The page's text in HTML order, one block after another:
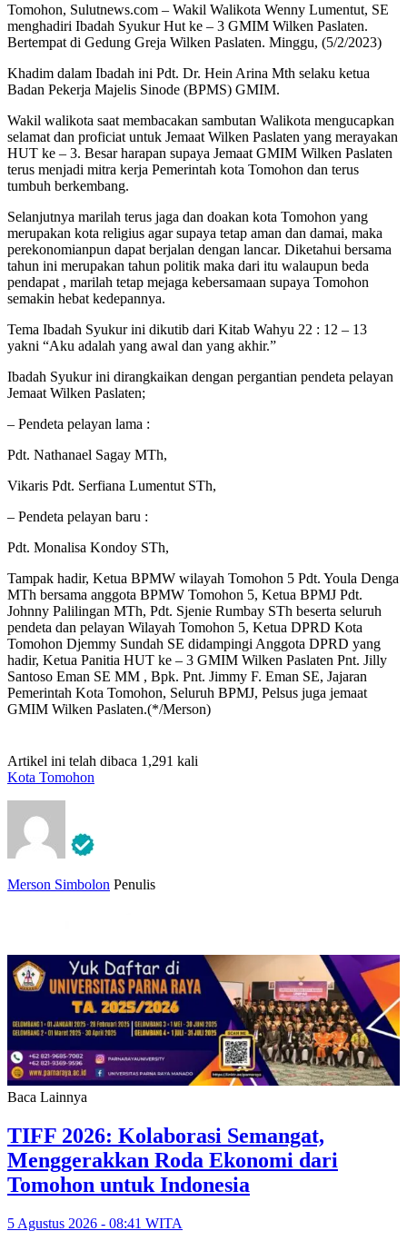
Tomohon, Sulutnews.com – Wakil Walikota Wenny Lumentut, SE
menghadiri Ibadah Syukur Hut ke – 3 GMIM Wilken Paslaten.
Bertempat di Gedung Greja Wilken Paslaten. Minggu, (5/2/2023)
Khadim dalam Ibadah ini Pdt. Dr. Hein Arina Mth selaku ketua
Badan Pekerja Majelis Sinode (BPMS) GMIM.
Wakil walikota saat membacakan sambutan Walikota mengucapkan
selamat dan proficiat untuk Jemaat Wilken Paslaten yang merayakan
HUT ke – 3. Besar harapan supaya Jemaat GMIM Wilken Paslaten
terus menjadi mitra kerja Pemerintah kota Tomohon dan terus
tumbuh berkembang.
Selanjutnya marilah terus jaga dan doakan kota Tomohon yang
merupakan kota religius agar supaya tetap aman dan damai, maka
perekonomianpun dapat berjalan dengan lancar. Diketahui bersama
tahun ini merupakan tahun politik maka dari itu walaupun beda
pendapat , marilah tetap mejaga kebersamaan supaya Tomohon
semakin hebat kedepannya.
Tema Ibadah Syukur ini dikutib dari Kitab Wahyu 22 : 12 – 13
yakni “Aku adalah yang awal dan yang akhir.”
Ibadah Syukur ini dirangkaikan dengan pergantian pendeta pelayan
Jemaat Wilken Paslaten;
– Pendeta pelayan lama :
Pdt. Nathanael Sagay MTh,
Vikaris Pdt. Serfiana Lumentut STh,
– Pendeta pelayan baru :
Pdt. Monalisa Kondoy STh,
Tampak hadir, Ketua BPMW wilayah Tomohon 5 Pdt. Youla Denga
MTh bersama anggota BPMW Tomohon 5, Ketua BPMJ Pdt.
Johnny Palilingan MTh, Pdt. Sjenie Rumbay STh beserta seluruh
pendeta dan pelayan Wilayah Tomohon 5, Ketua DPRD Kota
Tomohon Djemmy Sundah SE didampingi Anggota DPRD yang
hadir, Ketua Panitia HUT ke – 3 GMIM Wilken Paslaten Pnt. Jilly
Santoso Eman SE MM , Bpk. Pnt. Jimmy F. Eman SE, Jajaran
Pemerintah Kota Tomohon, Seluruh BPMJ, Pelsus juga jemaat
GMIM Wilken Paslaten.(*/Merson)
Artikel ini telah dibaca 1,291 kali
Kota Tomohon
Merson Simbolon Penulis
Baca Lainnya
TIFF 2026: Kolaborasi Semangat,
Menggerakkan Roda Ekonomi dari
Tomohon untuk Indonesia
5 Agustus 2026 - 08:41 WITA